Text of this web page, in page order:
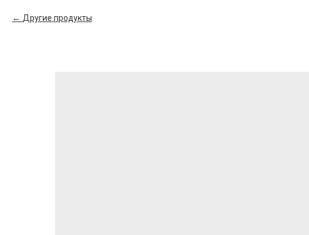
Другие продукты